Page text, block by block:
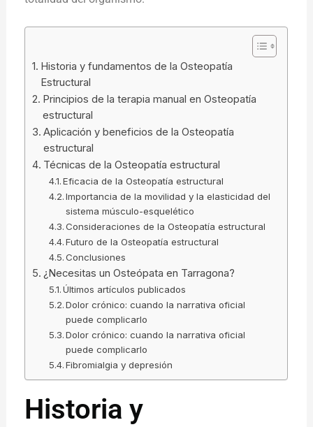
Historia y fundamentos de la Osteopatía
Estructural
Principios de la terapia manual en Osteopatía
estructural
Aplicación y beneficios de la Osteopatía
estructural
Técnicas de la Osteopatía estructural
Eficacia de la Osteopatía estructural
Importancia de la movilidad y la elasticidad del
sistema músculo-esquelético
Consideraciones de la Osteopatía estructural
Futuro de la Osteopatía estructural
Conclusiones
¿Necesitas un Osteópata en Tarragona?
Últimos artículos publicados
Dolor crónico: cuando la narrativa oficial
puede complicarlo
Dolor crónico: cuando la narrativa oficial
puede complicarlo
Fibromialgia y depresión
Historia y